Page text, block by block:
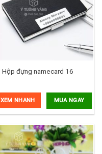
Hộp đựng namecard 16
MUA NGAY
XEM NHANH